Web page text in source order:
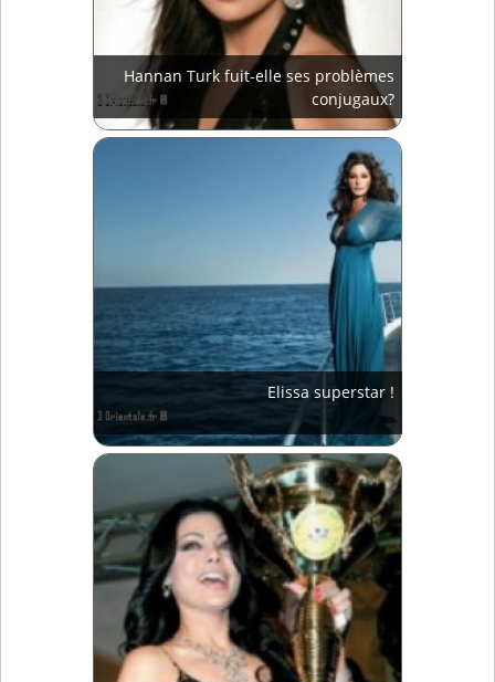
Hannan Turk fuit-elle ses problèmes
conjugaux?
Elissa superstar !